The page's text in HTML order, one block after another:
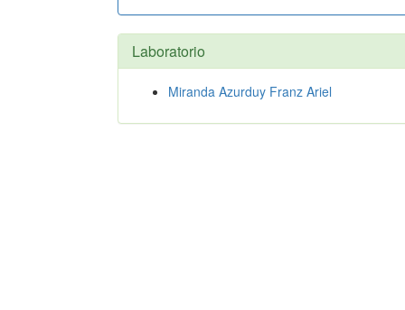
Laboratorio
Miranda Azurduy Franz Ariel